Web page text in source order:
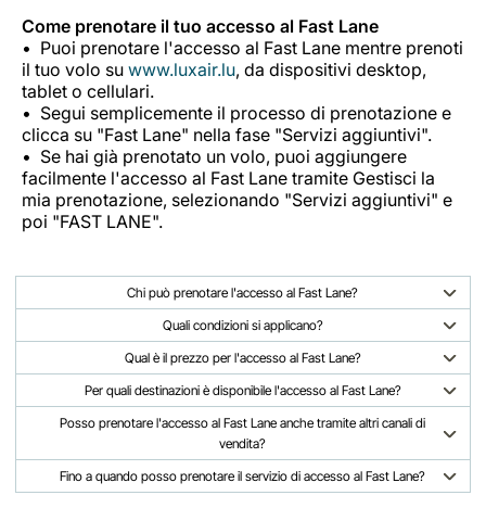
Come prenotare il tuo accesso al Fast Lane
Puoi prenotare l'accesso al Fast Lane mentre prenoti
il tuo volo su www.luxair.lu, da dispositivi desktop,
tablet o cellulari.
Segui semplicemente il processo di prenotazione e
clicca su "Fast Lane" nella fase "Servizi aggiuntivi".
Se hai già prenotato un volo, puoi aggiungere
facilmente l'accesso al Fast Lane tramite Gestisci la
mia prenotazione, selezionando "Servizi aggiuntivi" e
poi "FAST LANE".
Chi può prenotare l'accesso al Fast Lane?
Quali condizioni si applicano?
Qual è il prezzo per l'accesso al Fast Lane?
Per quali destinazioni è disponibile l'accesso al Fast Lane?
Posso prenotare l'accesso al Fast Lane anche tramite altri canali di
vendita?
Fino a quando posso prenotare il servizio di accesso al Fast Lane?